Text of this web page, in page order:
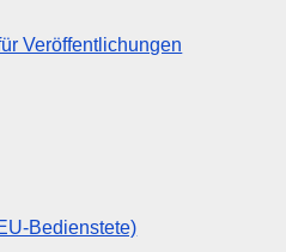
Veröffentlichungen
Bedienstete)